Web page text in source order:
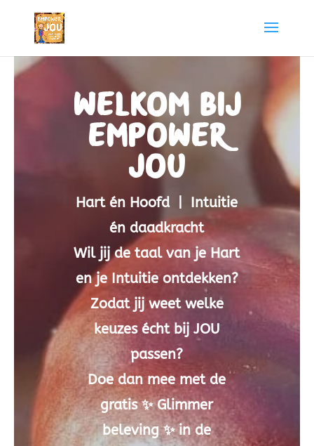
Welkom bij
Empower
JOU
Hart én Hoofd | Intuitie
én daadkracht
Wil jij de taal van je Hart
en je Intuitie ontdekken?
Zodat jij weet welke
keuzes écht bij JOU
passen?
Doe dan mee met de
gratis ✨ Glimmer
beleving ✨ in de